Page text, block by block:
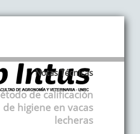
Notas Técnicas
de calificación
de higiene en vacas
lecheras